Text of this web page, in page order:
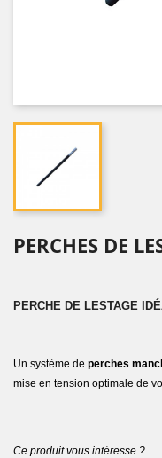
PERCHES DE
PERCHE DE LESTAGE
Un système de perches
mise en tension optimale de
Ce produit vous intéresse ?